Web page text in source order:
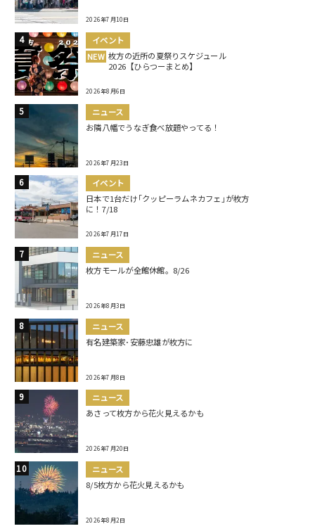
2026年7月10日
イベント
NEW 枚方の近所の夏祭りスケジュール
2026【ひらつーまとめ】
2026年8月6日
ニュース
お隣八幡でうなぎ食べ放題やってる！
2026年7月23日
イベント
日本で1台だけ｢クッピーラムネカフェ｣が枚方
に！7/18
2026年7月17日
ニュース
枚方モールが全館休館。8/26
2026年8月3日
ニュース
有名建築家･安藤忠雄が枚方に
2026年7月8日
ニュース
あさって枚方から花火見えるかも
2026年7月20日
ニュース
8/5枚方から花火見えるかも
2026年8月2日